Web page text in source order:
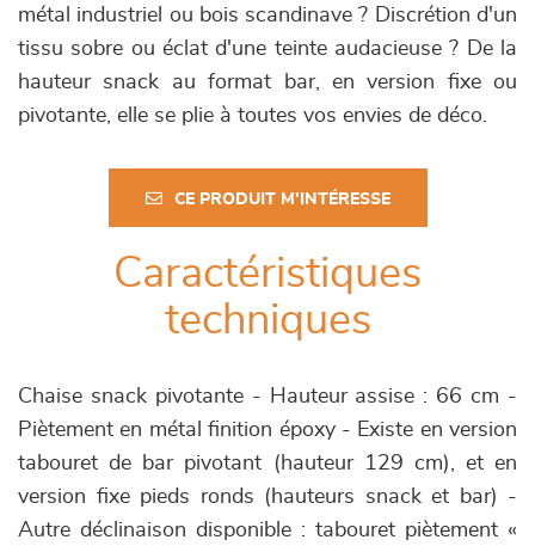
métal industriel ou bois scandinave ? Discrétion d'un
tissu sobre ou éclat d'une teinte audacieuse ? De la
hauteur snack au format bar, en version fixe ou
pivotante, elle se plie à toutes vos envies de déco.
CE PRODUIT M'INTÉRESSE
Caractéristiques
techniques
Chaise snack pivotante - Hauteur assise : 66 cm -
Piètement en métal finition époxy - Existe en version
tabouret de bar pivotant (hauteur 129 cm), et en
version fixe pieds ronds (hauteurs snack et bar) -
Autre déclinaison disponible : tabouret piètement «